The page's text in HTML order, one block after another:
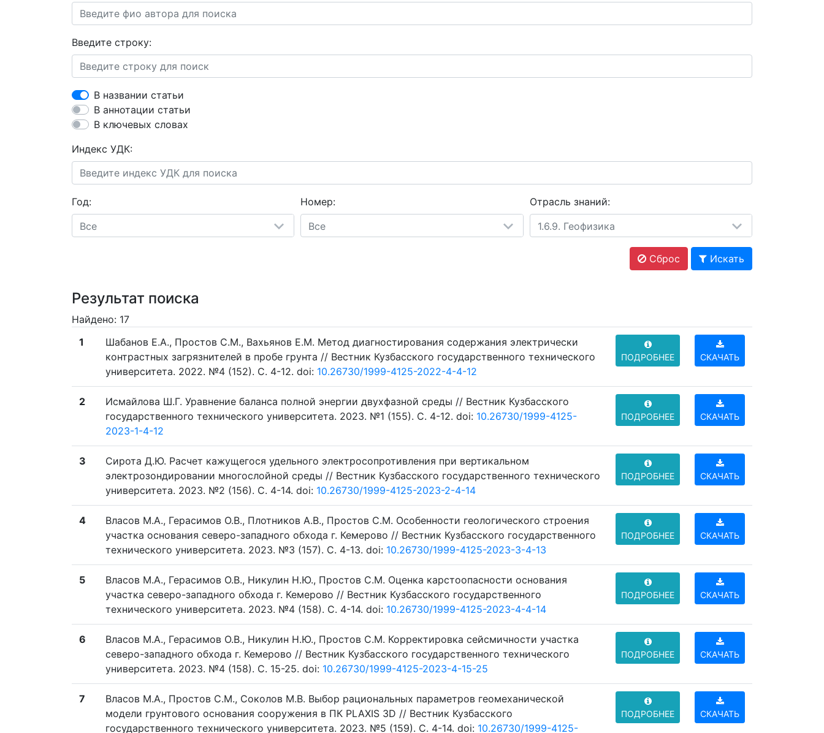
Введите строку:
В названии статьи
В аннотации статьи
В ключевых словах
Индекс УДК:
Год:
Все
Номер:
Все
Отрасль знаний:
1.6.9. Геофизика
Сброс Искать
Результат поиска
Найдено: 17
1
Шабанов Е.А., Простов С.М., Вахьянов Е.М. Метод диагностирования содержания электрически
контрастных загрязнителей в пробе грунта // Вестник Кузбасского государственного технического
университета. 2022. №4 (152). C. 4-12. doi: 10.26730/1999-4125-2022-4-4-12
ПОДРОБНЕЕ СКАЧАТЬ
2
Исмайлова Ш.Г. Уравнение баланса полной энергии двухфазной среды // Вестник Кузбасского
государственного технического университета. 2023. №1 (155). C. 4-12. doi: 10.26730/1999-4125-
2023-1-4-12
ПОДРОБНЕЕ СКАЧАТЬ
3
Сирота Д.Ю. Расчет кажущегося удельного электросопротивления при вертикальном
электрозондировании многослойной среды // Вестник Кузбасского государственного технического
университета. 2023. №2 (156). C. 4-14. doi: 10.26730/1999-4125-2023-2-4-14
ПОДРОБНЕЕ СКАЧАТЬ
4
Власов М.А., Герасимов О.В., Плотников А.В., Простов С.М. Особенности геологического строения
участка основания северо-западного обхода г. Кемерово // Вестник Кузбасского государственного
технического университета. 2023. №3 (157). C. 4-13. doi: 10.26730/1999-4125-2023-3-4-13
ПОДРОБНЕЕ СКАЧАТЬ
5
Власов М.А., Герасимов О.В., Никулин Н.Ю., Простов С.М. Оценка карстоопасности основания
участка северо-западного обхода г. Кемерово // Вестник Кузбасского государственного
технического университета. 2023. №4 (158). C. 4-14. doi: 10.26730/1999-4125-2023-4-4-14
ПОДРОБНЕЕ СКАЧАТЬ
6
Власов М.А., Герасимов О.В., Никулин Н.Ю., Простов С.М. Корректировка сейсмичности участка
северо-западного обхода г. Кемерово // Вестник Кузбасского государственного технического
университета. 2023. №4 (158). C. 15-25. doi: 10.26730/1999-4125-2023-4-15-25
ПОДРОБНЕЕ СКАЧАТЬ
7
Власов М.А., Простов С.М., Соколов М.В. Выбор рациональных параметров геомеханической
модели грунтового основания сооружения в ПК PLAXIS 3D // Вестник Кузбасского
государственного технического университета. 2023. №5 (159). C. 4-14. doi: 10.26730/1999-4125-
ПОДРОБНЕЕ СКАЧАТЬ